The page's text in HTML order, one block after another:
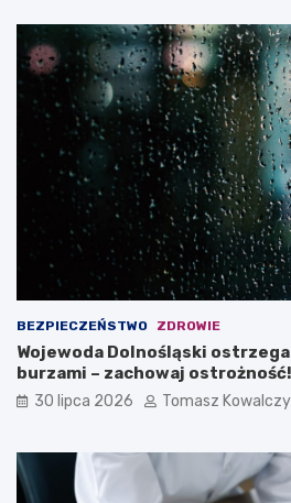
BEZPIECZEŃSTWO ZDROWIE
Wojewoda Dolnośląski ostrzega
burzami – zachowaj ostrożność!
30 lipca 2026 Tomasz